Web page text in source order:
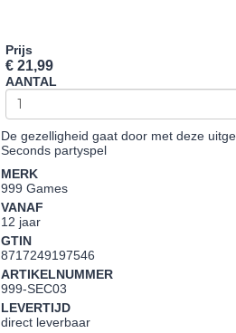
Prijs
€ 21,99
AANTAL
De gezelligheid gaat door met deze
Seconds partyspel
MERK
999 Games
VANAF
12 jaar
GTIN
8717249197546
ARTIKELNUMMER
999-SEC03
LEVERTIJD
direct leverbaar